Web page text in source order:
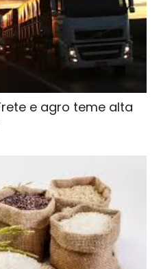
e agro teme alta